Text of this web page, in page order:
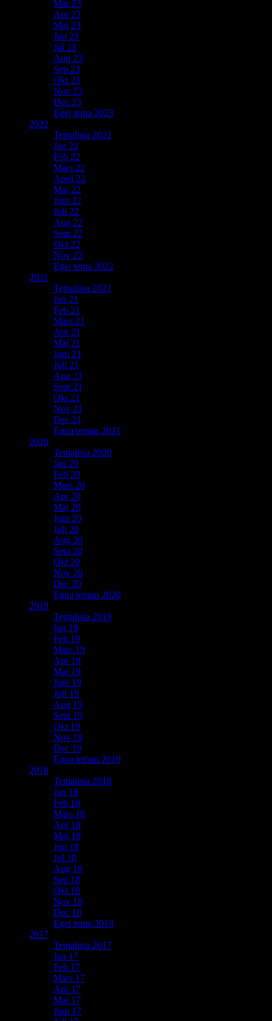
Mar 23
Apr 23
Maj 23
Jun 23
Jul 23
Aug 23
Sep 23
Okt 23
Nov 23
Dec 23
Eget tema 2023
2022
Temalista 2022
Jan 22
Feb 22
Mars 22
April 22
Maj 22
Juni 22
Juli 22
Aug 22
Sept 22
Okt 22
Nov 22
Eget tema 2022
2021
Temalista 2021
Jan 21
Feb 21
Mars 21
Apr 21
Maj 21
Juni 21
Juli 21
Aug 21
Sept 21
Okt 21
Nov 21
Dec 21
Egna teman 2021
2020
Temalista 2020
Jan 20
Feb 20
Mars 20
Apr 20
Maj 20
Juni 20
Juli 20
Aug 20
Sept 20
Okt 20
Nov 20
Dec 20
Egna teman 2020
2019
Temalista 2019
Jan 19
Feb 19
Mars 19
Apr 19
Maj 19
Juni 19
Juli 19
Aug 19
Sept 19
Okt 19
Nov 19
Dec 19
Egna teman 2019
2018
Temalista 2018
Jan 18
Feb 18
Mars 18
Apr 18
Maj 18
Jun 18
Jul 18
Aug 18
Sep 18
Okt 18
Nov 18
Dec 18
Eget tema 2018
2017
Temalista 2017
Jan 17
Feb 17
Mars 17
Apr 17
Maj 17
Juni 17